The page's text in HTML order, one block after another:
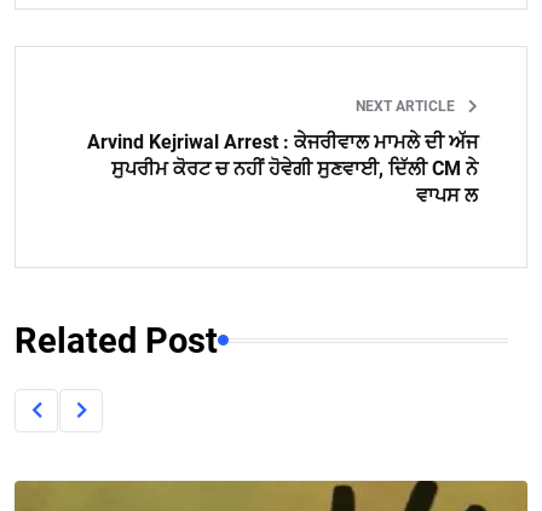
NEXT ARTICLE
Arvind Kejriwal Arrest : ਕੇਜਰੀਵਾਲ ਮਾਮਲੇ ਦੀ ਅੱਜ
ਸੁਪਰੀਮ ਕੋਰਟ ਚ ਨਹੀਂ ਹੋਵੇਗੀ ਸੁਣਵਾਈ, ਦਿੱਲੀ CM ਨੇ
ਵਾਪਸ ਲ
Related Post